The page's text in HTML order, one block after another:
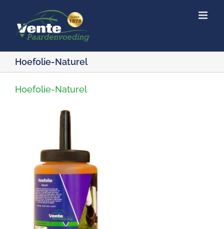
inhoud
Hoefolie-Naturel
Hoefolie-Naturel